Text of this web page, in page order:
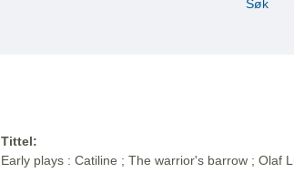
Søk
Tittel:
Early plays : Catiline ; The warrior's barrow ; Olaf